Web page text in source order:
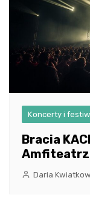
Koncerty i
Bracia
Daria